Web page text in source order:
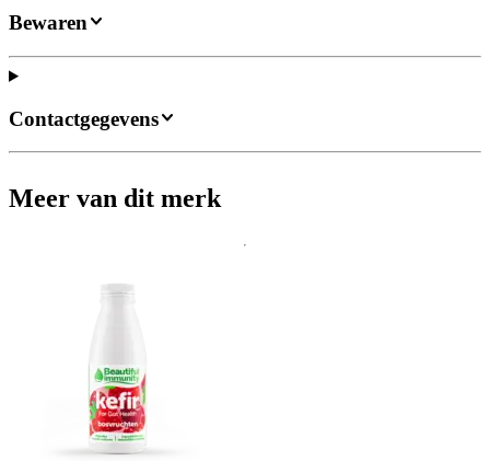
Bewaren
Contactgegevens
Meer van dit merk